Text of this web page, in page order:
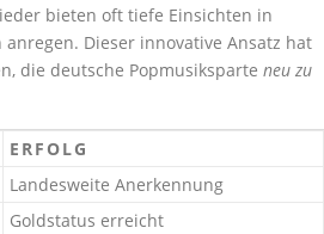
bieten oft tiefe Einsichten in
Dieser innovative Ansatz hat
die deutsche Popmusiksparte neu zu
ERFOLG
Landesweite Anerkennung
Goldstatus erreicht